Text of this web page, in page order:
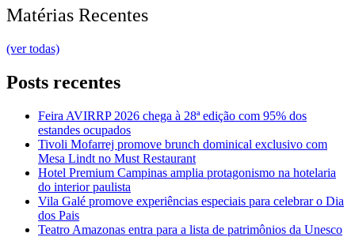
Matérias Recentes
(ver todas)
Posts recentes
Feira AVIRRP 2026 chega à 28ª edição com 95% dos
estandes ocupados
Tivoli Mofarrej promove brunch dominical exclusivo com
Mesa Lindt no Must Restaurant
Hotel Premium Campinas amplia protagonismo na hotelaria
do interior paulista
Vila Galé promove experiências especiais para celebrar o Dia
dos Pais
Teatro Amazonas entra para a lista de patrimônios da Unesco